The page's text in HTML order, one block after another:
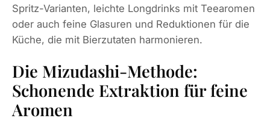
Spritz-Varianten, leichte Longdrinks mit Teearomen
oder auch feine Glasuren und Reduktionen für die
Küche, die mit Bierzutaten harmonieren.
Die Mizudashi-Methode:
Schonende Extraktion für feine
Aromen